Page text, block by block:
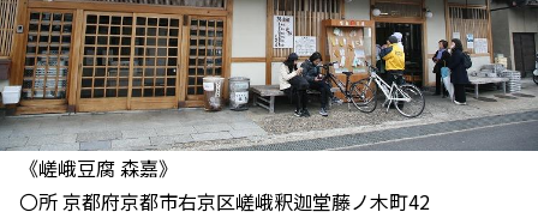
《嵯峨豆腐 森嘉》
〇所 京都府京都市右京区嵯峨釈迦堂藤ノ木町42